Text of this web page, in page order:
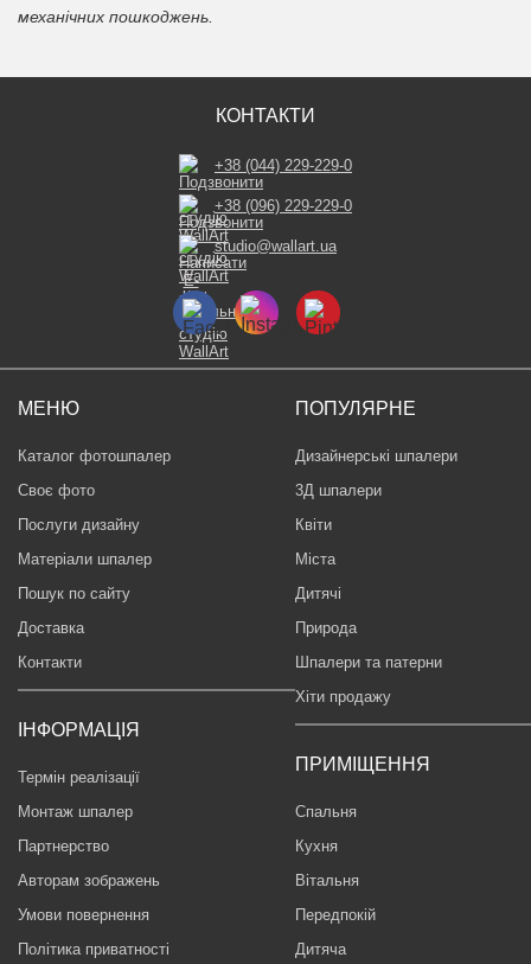
механічних пошкоджень.
МЕНЮ
Каталог фотошпалер
Своє фото
Послуги дизайну
Матеріали шпалер
Пошук по сайту
Доставка
Контакти
ІНФОРМАЦІЯ
Термін реалізації
Монтаж шпалер
Партнерство
Авторам зображень
Умови повернення
Політика приватності
ПОПУЛЯРНЕ
Дизайнерські шпалери
3Д шпалери
Квіти
Міста
Дитячі
Природа
Шпалери та патерни
Хіти продажу
ПРИМІЩЕННЯ
Спальня
Кухня
Вітальня
Передпокій
Дитяча
КОНТАКТИ
+38 (044) 229-229-0
+38 (096) 229-229-0
studio@wallart.ua